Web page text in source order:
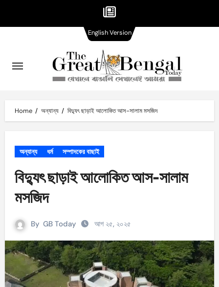
content
Home অন্যান্য বিদ্যুৎ ছাড়াই আলোকিত আস-সালাম মসজিদ
অন্যান্য ধর্ম সম্পাদকের বাছাই
বিদ্যুৎ ছাড়াই আলোকিত আস-সালাম
মসজিদ
By GB Today আগ ২৫, ২০২৫
English VersionVersion